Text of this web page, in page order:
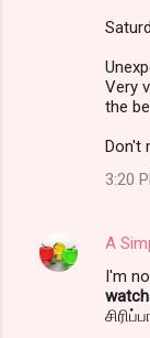
Very
the
Don't
3:20
A
I'm